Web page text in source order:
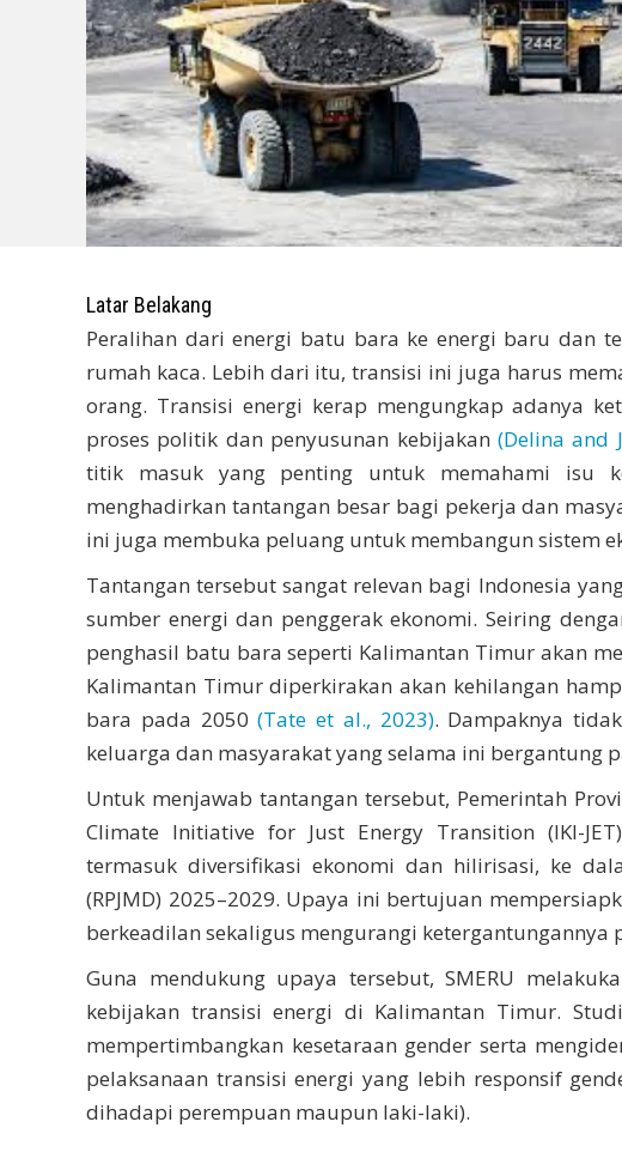
Latar Belakang
Peralihan dari energi batu bara ke energi baru dan
rumah kaca. Lebih dari itu, transisi ini juga harus
orang. Transisi energi kerap mengungkap adanya
proses politik dan penyusunan kebijakan (Delina and
titik masuk yang penting untuk memahami isu
menghadirkan tantangan besar bagi pekerja dan
ini juga membuka peluang untuk membangun sistem
Tantangan tersebut sangat relevan bagi Indonesia
sumber energi dan penggerak ekonomi. Seiring
penghasil batu bara seperti Kalimantan Timur akan
Kalimantan Timur diperkirakan akan kehilangan
bara pada 2050(Tate et al., 2023). Dampaknya
keluarga dan masyarakat yang selama ini bergantung
Untuk menjawab tantangan tersebut, Pemerintah
Climate Initiative for Just Energy Transition (IKI-
termasuk diversifikasi ekonomi dan hilirisasi, ke
(RPJMD) 2025–2029. Upaya ini bertujuan
berkeadilan sekaligus mengurangi ketergantungannya
Guna mendukung upaya tersebut, SMERU
kebijakan transisi energi di Kalimantan Timur.
mempertimbangkan kesetaraan gender serta
pelaksanaan transisi energi yang lebih responsif
dihadapi perempuan maupun laki-laki).